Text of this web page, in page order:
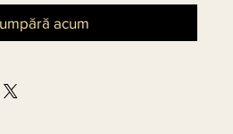
acum